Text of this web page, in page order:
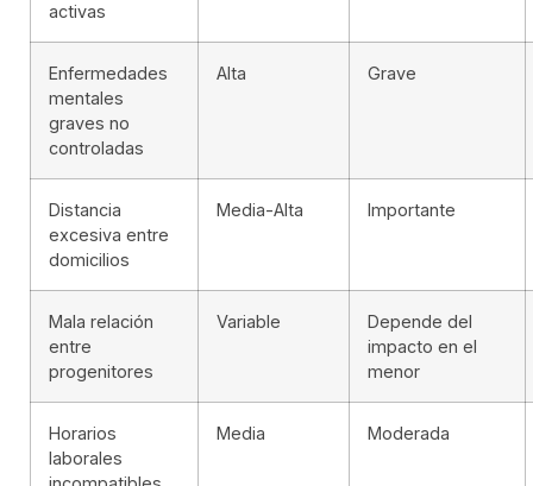
activas
Enfermedades
mentales
graves no
controladas
Alta Grave
Distancia
excesiva entre
domicilios
Media-Alta Importante
Mala relación
entre
progenitores
Variable
Depende del
impacto en el
menor
Horarios
laborales
Media Moderada